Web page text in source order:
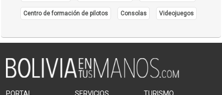
Centro de formación de pilotos Consolas Videojuegos